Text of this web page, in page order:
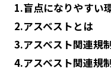
1.盲点になりやすい
2.アスベストとは
3.アスベスト関連
4.アスベスト関連規